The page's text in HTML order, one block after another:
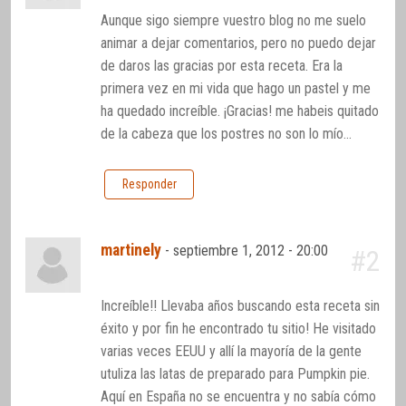
Aunque sigo siempre vuestro blog no me suelo
animar a dejar comentarios, pero no puedo dejar
de daros las gracias por esta receta. Era la
primera vez en mi vida que hago un pastel y me
ha quedado increíble. ¡Gracias! me habeis quitado
de la cabeza que los postres no son lo mío…
Responder
martinely -septiembre 1, 2012 - 20:00 #2
Increíble!! Llevaba años buscando esta receta sin
éxito y por fin he encontrado tu sitio! He visitado
varias veces EEUU y allí la mayoría de la gente
utuliza las latas de preparado para Pumpkin pie.
Aquí en España no se encuentra y no sabía cómo